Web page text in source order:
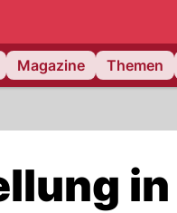
Magazine Themen
in